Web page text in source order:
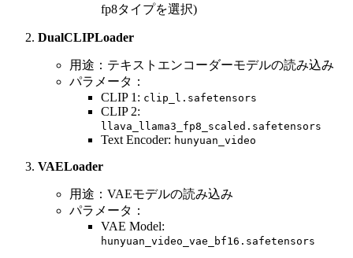
fp8タイプを選択)
DualCLIPLoader
用途：テキストエンコーダーモデルの読み込み
パラメータ：
CLIP 1: clip_l.safetensors
CLIP 2:
llava_llama3_fp8_scaled.safetensors
Text Encoder: hunyuan_video
VAELoader
用途：VAEモデルの読み込み
パラメータ：
VAE Model:
hunyuan_video_vae_bf16.safetensors